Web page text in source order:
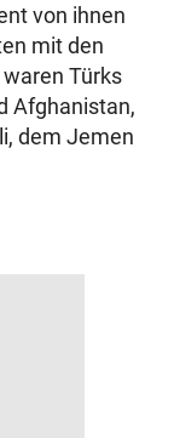
von ihnen
mit den
Türks
Afghanistan,
dem Jemen